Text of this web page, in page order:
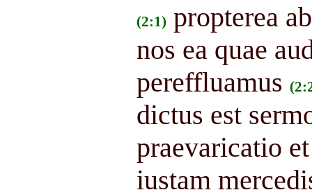
(2:1) propterea
nos ea quae
pereffluamus
dictus est
praevaricatio
iustam